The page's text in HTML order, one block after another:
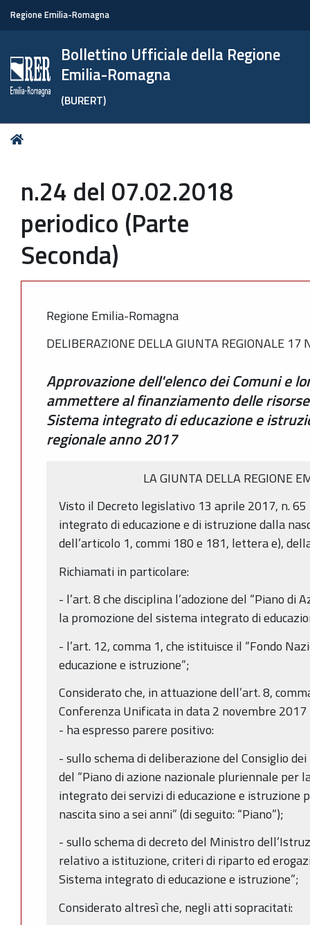
Regione Emilia-Romagna
Bollettino Ufficiale della Regione
Emilia-Romagna
(BURERT)
Tu
n.24 del 07.02.2018
periodico (Parte
Seconda)
Regione Emilia-Romagna
DELIBERAZIONE DELLA GIUNTA REGIONALE
Approvazione dell'elenco dei Comuni e
ammettere al finanziamento delle
Sistema integrato di educazione e
regionale anno 2017
LA GIUNTA DELLA REGIONE
Visto il Decreto legislativo 13 aprile 2017, n.
integrato di educazione e di istruzione dalla
dell’articolo 1, commi 180 e 181, lettera e),
Richiamati in particolare:
- l’art. 8 che disciplina l’adozione del “Piano di
la promozione del sistema integrato di
- l’art. 12, comma 1, che istituisce il “Fondo
educazione e istruzione”;
Considerato che, in attuazione dell’art. 8,
Conferenza Unificata in data 2 novembre 2017
- ha espresso parere positivo:
- sullo schema di deliberazione del Consiglio
del “Piano di azione nazionale pluriennale per
integrato dei servizi di educazione e istruzione
nascita sino a sei anni” (di seguito: “Piano”);
- sullo schema di decreto del Ministro
relativo a istituzione, criteri di riparto ed
Sistema integrato di educazione e istruzione”;
Considerato altresì che, negli atti sopracitati: